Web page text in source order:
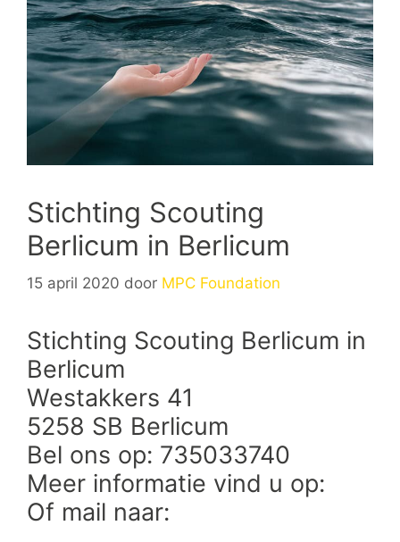
Stichting Scouting
Berlicum in Berlicum
15 april 2020 door MPC Foundation
Stichting Scouting Berlicum in
Berlicum
Westakkers 41
5258 SB Berlicum
Bel ons op: 735033740
Meer informatie vind u op:
Of mail naar: